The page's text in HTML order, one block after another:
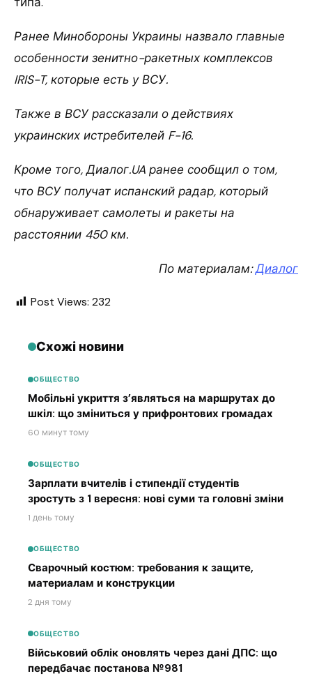
Ранее Минобороны Украины назвало главные
особенности зенитно-ракетных комплексов
IRIS-T, которые есть у ВСУ.
Также в ВСУ рассказали о действиях
украинских истребителей F-16.
Кроме того, Диалог.UA ранее сообщил о том,
что ВСУ получат испанский радар, который
обнаруживает самолеты и ракеты на
расстоянии 450 км.
По материалам:Диалог
Post Views: 232
Схожі новини
ОБЩЕСТВО
Мобільні укриття з’являться на маршрутах до
шкіл: що зміниться у прифронтових громадах
60 минут тому
ОБЩЕСТВО
Зарплати вчителів і стипендії студентів
зростуть з 1 вересня: нові суми та головні зміни
1 день тому
ОБЩЕСТВО
Сварочный костюм: требования к защите,
материалам и конструкции
2 дня тому
ОБЩЕСТВО
Військовий облік оновлять через дані ДПС: що
передбачає постанова №981